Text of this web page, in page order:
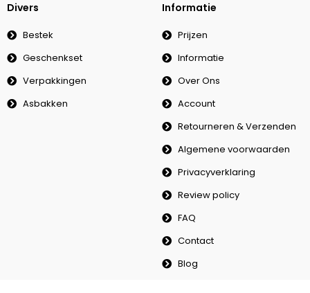
Divers
Bestek
Geschenkset
Verpakkingen
Asbakken
Informatie
Prijzen
Informatie
Over Ons
Account
Retourneren & Verzenden
Algemene voorwaarden
Privacyverklaring
Review policy
FAQ
Contact
Blog